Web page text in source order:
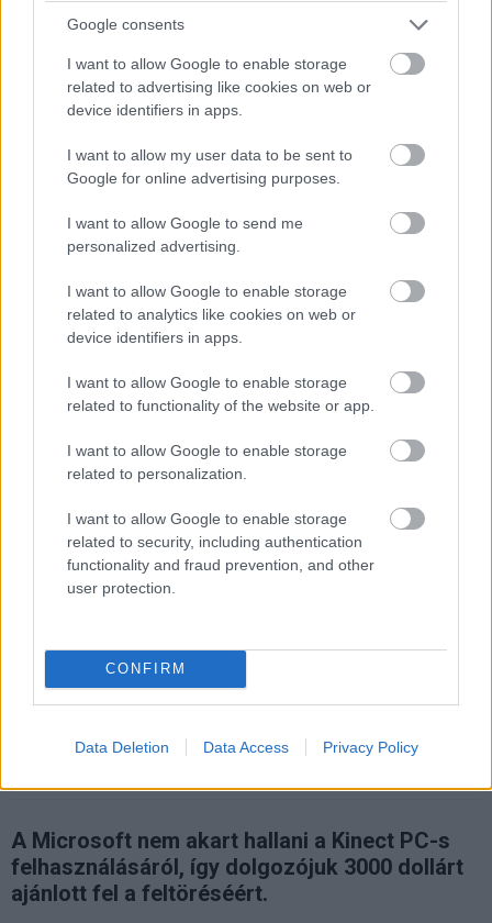
Google consents
I want to allow Google to enable storage
related to advertising like cookies on web or
device identifiers in apps.
I want to allow my user data to be sent to
Google for online advertising purposes.
I want to allow Google to send me
personalized advertising.
I want to allow Google to enable storage
related to analytics like cookies on web or
device identifiers in apps.
I want to allow Google to enable storage
related to functionality of the website or app.
I want to allow Google to enable storage
related to personalization.
I want to allow Google to enable storage
related to security, including authentication
functionality and fraud prevention, and other
user protection.
CONFIRM
Data Deletion Data Access Privacy Policy
Pulzusméréssel segíti a biztonságos mozgást az új
4 és egy 8 km-es egészségügyi tanösvény nyílt
Balatonalmádiban.
#adattárolás
lázadás élén
A Microsoft nem akart hallani a Kinect PC-s
felhasználásáról, így dolgozójuk 3000 dollárt
ajánlott fel a feltöréséért.